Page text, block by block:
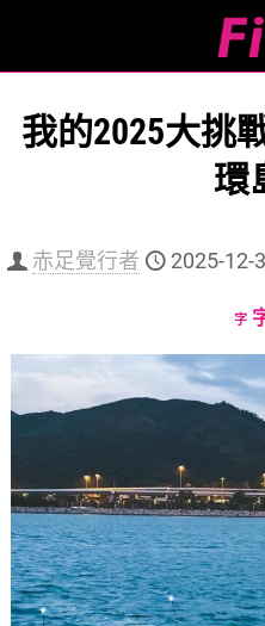
我的2025大挑
環
赤足覺行者 2025-12-
字